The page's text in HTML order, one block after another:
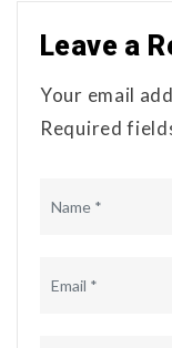
Leave a
Your email
Required